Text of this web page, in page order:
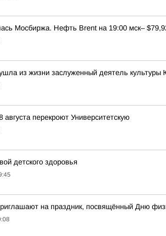
Мосбиржа. Нефть Brent на 19:00 мск–
из жизни заслуженный деятель
августа перекроют Университетскую
детского здоровья
на праздник, посвящённый Дню